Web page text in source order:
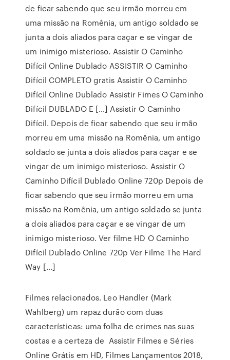
de ficar sabendo que seu irmão morreu em
uma missão na Romênia, um antigo soldado se
junta a dois aliados para caçar e se vingar de
um inimigo misterioso. Assistir O Caminho
Difícil Online Dublado ASSISTIR O Caminho
Difícil COMPLETO gratis Assistir O Caminho
Difícil Online Dublado Assistir Fimes O Caminho
Difícil DUBLADO E […] Assistir O Caminho
Difícil. Depois de ficar sabendo que seu irmão
morreu em uma missão na Romênia, um antigo
soldado se junta a dois aliados para caçar e se
vingar de um inimigo misterioso. Assistir O
Caminho Difícil Dublado Online 720p Depois de
ficar sabendo que seu irmão morreu em uma
missão na Romênia, um antigo soldado se junta
a dois aliados para caçar e se vingar de um
inimigo misterioso. Ver filme HD O Caminho
Difícil Dublado Online 720p Ver Filme The Hard
Way […]
Filmes relacionados. Leo Handler (Mark
Wahlberg) um rapaz durão com duas
características: uma folha de crimes nas suas
costas e a certeza de Assistir Filmes e Séries
Online Grátis em HD, Filmes Lançamentos 2018,